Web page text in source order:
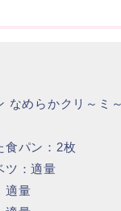
なめらかクリ～ミ
食パン：2枚
ツ：適量
適量